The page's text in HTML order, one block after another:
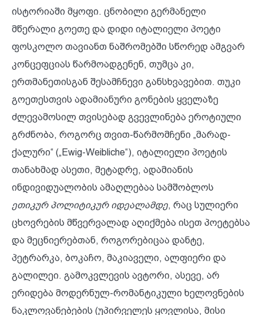
ისტორიაში მყოფი. ცნობილი გერმანელი
მწერალი გოეთე და დიდი იტალიელი პოეტი
ფოსკოლო თავიანთ ნაშრომებში სწორედ ამგვარ
კონცეფციას წარმოადგენენ, თუმცა კი,
ერთმანეთისგან შესამჩნევი განსხვავებით. თუკი
გოეთესთვის ადამიანური გონების ყველაზე
ძლევამოსილ თვისებად გვევლინება ეროტიული
გრძნობა, როგორც თვით-წარმომჩენი „მარად-
ქალური“ („Ewig-Weibliche“), იტალიელი პოეტის
თანახმად ასეთი, მეტადრე, ადამიანის
ინდივიდუალობის ამაღლებაა სამშობლოს
ეთიკურ პოლიტიკურ იდეალამდე, რაც სულიერი
ცხოვრების მწვერვალად აღიქმება ისეთ პოეტებსა
და მეცნიერებთან, როგორებიცაა დანტე,
პეტრარკა, ბოკაჩო, მაკიაველი, ალფიერი და
გალილეი. გამოკვლევის ავტორი, ასევე, არ
ერიდება მოდერნულ-რომანტიკული ხელოვნების
ნაკლოვანებების (უპირველეს ყოვლისა, მისი